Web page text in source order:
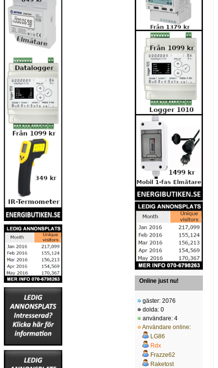
Online just nu!
gäster: 2076
dolda: 0
användare: 4
Användare online:
LG86
Rdx
Frazze62
Raketost